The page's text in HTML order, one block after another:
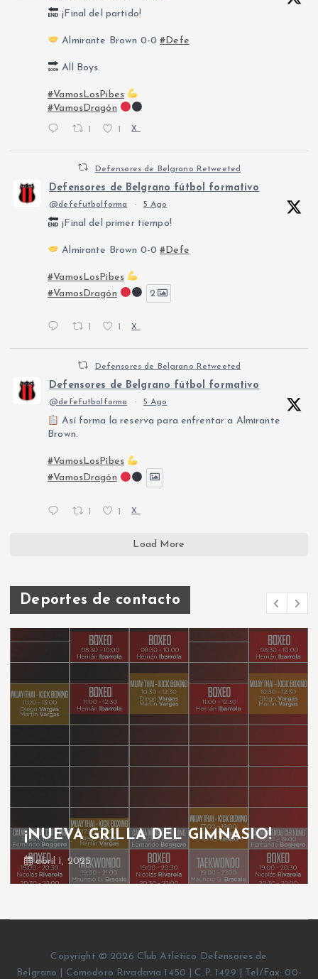
¡Final del partido!
Almirante Brown 0-0#Defe
All Boys.
#VamosLosPibes
#VamosDragón
1 1 X
Defensores de Belgrano Retweeted
Defensores de Belgrano fútbol formativo
@defefutbolforma · 5 Ago
¡Final del primer tiempo!
Almirante Brown 0-0#Defe
#VamosLosPibes
#VamosDragón
2
X
Defensores de Belgrano Retweeted
Defensores de Belgrano fútbol formativo
@defefutbolforma · 5 Ago
Así forma la reserva para enfrentar a Almirante
Brown.
#VamosLosPibes
#VamosDragón
1 1 X
Load More
Deportes de contacto
¡NUEVA GRILLA DEL GIMNASIO!
abril 1, 2025
Copyright © 2026 Club Atlético Defensores de
Belgrano | Comodoro Rivadavia 1450 | C.P. 1429 | Tel/Fax: 00-